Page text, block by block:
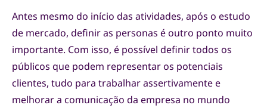
Antes mesmo do início das atividades, após o estudo
de mercado, definir as personas é outro ponto muito
importante. Com isso, é possível definir todos os
públicos que podem representar os potenciais
clientes, tudo para trabalhar assertivamente e
melhorar a comunicação da empresa no mundo